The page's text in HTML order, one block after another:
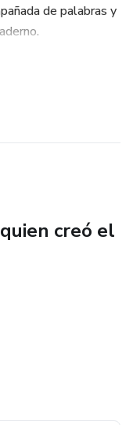
de palabras y
cada peque le dé
creó el